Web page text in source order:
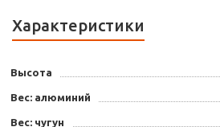
Характеристики
Высота
Вес: алюминий
Вес: чугун